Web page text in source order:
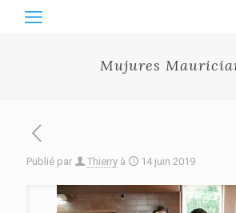
Mujures
Publié par Thierry à 14 juin 2019